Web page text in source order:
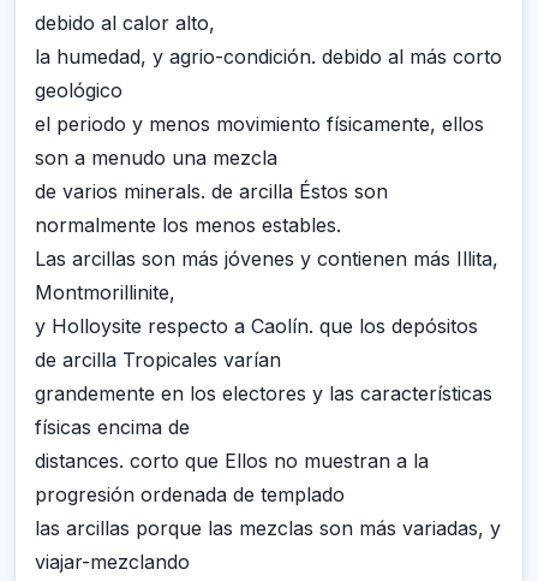
debido al calor alto,
la humedad, y agrio-condición. debido al más corto
geológico
el periodo y menos movimiento físicamente, ellos
son a menudo una mezcla
de varios minerals. de arcilla Éstos son
normalmente los menos estables.
Las arcillas son más jóvenes y contienen más Illita,
Montmorillinite,
y Holloysite respecto a Caolín. que los depósitos
de arcilla Tropicales varían
grandemente en los electores y las características
físicas encima de
distances. corto que Ellos no muestran a la
progresión ordenada de templado
las arcillas porque las mezclas son más variadas, y
viajar-mezclando